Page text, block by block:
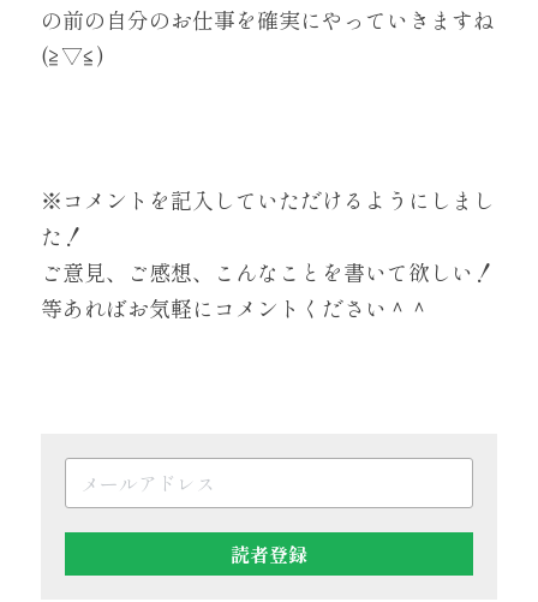
の前の自分のお仕事を確実にやっていきますね
(≧▽≦)
※コメントを記入していただけるようにしまし
た！
ご意見、ご感想、こんなことを書いて欲しい！
等あればお気軽にコメントください＾＾
読者登録